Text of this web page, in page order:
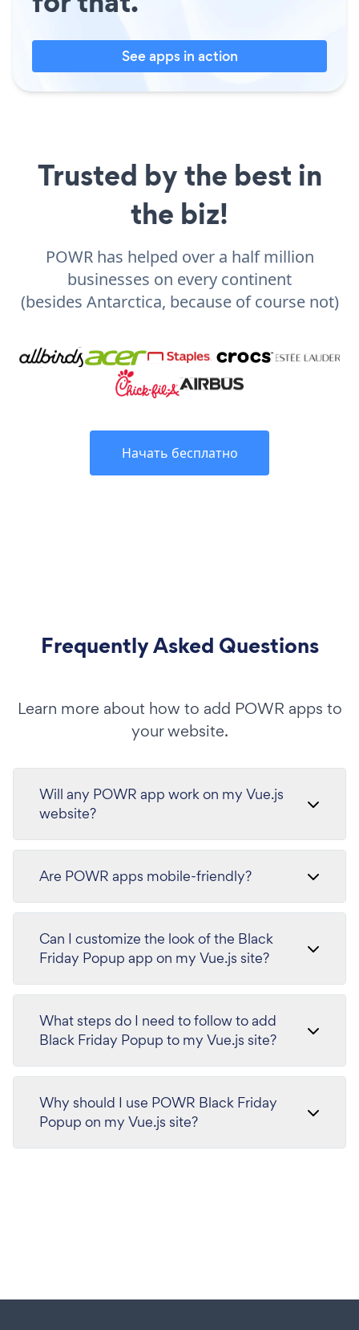
See apps in action
Trusted by the best in
the biz!
POWR has helped over a half million
businesses on every continent
(besides Antarctica, because of course not)
Начать бесплатно
Frequently Asked Questions
Learn more about how to add POWR apps to
your website.
Will any POWR app work on my Vue.js
website?
Are POWR apps mobile-friendly?
Can I customize the look of the Black
Friday Popup app on my Vue.js site?
What steps do I need to follow to add
Black Friday Popup to my Vue.js site?
Why should I use POWR Black Friday
Popup on my Vue.js site?